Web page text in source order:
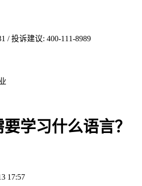
/ 投诉建议: 400-111-8989
学习什么语言？
17:57